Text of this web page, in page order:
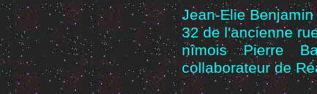
Jean-Elie
32 de l'ancienne
nîmois Pierre
collaborateur de